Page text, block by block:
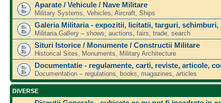
Aparate / Vehicule / Nave Militare
Military Systems, Vehicles, Aircraft, Ships
Galeria Militaria - expozitii, licitatii, targuri, schimburi,
Militaria Gallery – shows, auctions, fairs, trade, search
Situri Istorice / Monumente / Constructii Militare
Historical Sites, Monuments, Military Architecture
Documentatie - regulamente, carti, reviste, articole,
Documentation – regulations, books, magazines, articles
DIVERSE